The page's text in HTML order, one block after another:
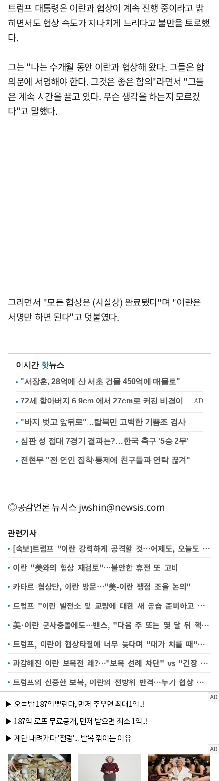
트럼프 대통령은 이란과 협상이 계속 진행 중이라고 밝
히면서도 협상 속도가 지나치게 느리다고 불만을 토로했
다.
그는 "나는 수개월 동안 이란과 협상해 왔다. 그들은 합
의문에 서명해야 한다. 그것은 좋은 합의"라면서 "그들
은 계속 시간을 끌고 있다. 무슨 생각을 하는지 모르겠
다"고 말했다.
그러면서 "모든 협상은 (사실상) 완료됐다"며 "이란은
서명만 하면 된다"고 덧붙였다.
이시간 핫뉴스
"서장훈, 28억에 산 서초 건물 450억에 매물로"
"바지 벗고 앞뒤로"…탈북민 고백한 기쁨조 검사
심판 성 접대 7경기 결과는?…한국 축구 '5승 2무'
전현무 "전 연인 집착·통제에 친구들과 연락 끊겨"
◎공감언론 뉴시스jwshin@newsis.com
관련기사
[속보]트럼프 "이란 강력하게 공격할 것…어제도, 오늘도 공격"
이란 "美와의 협상 재검토"…불안한 휴전 또 고비
카타르 협상단, 이란 방문…"美-이란 쟁점 조율 논의"
트럼프 "이란 발전소 및 교량에 대한 새 공습 준비하고 있다"(종합)
美·이란 군사충돌에도…밴스, "다음 주 또는 몇 달 뒤 핵 합의"
트럼프, 이란이 협상타결에 너무 늦다며 "대가 치를 때"경고
과감해진 이란 보복전 왜?…"보복 선례 차단" vs "긴장 완화 신호"
트럼프의 신중한 보복, 이란의 전방위 반격…누가 협상 우위인가?